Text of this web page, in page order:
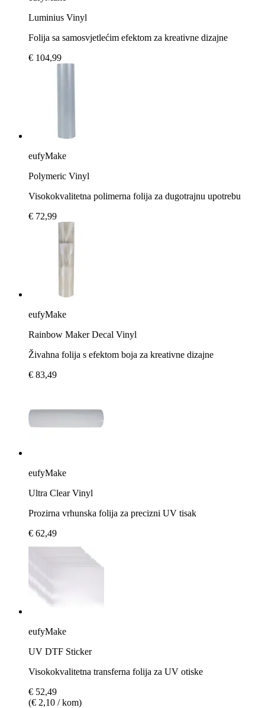
Luminius Vinyl
Folija sa samosvjetlećim efektom za kreativne dizajne
€ 104,99
eufyMake
Polymeric Vinyl
Visokokvalitetna polimerna folija za dugotrajnu upotrebu
€ 72,99
eufyMake
Rainbow Maker Decal Vinyl
Živahna folija s efektom boja za kreativne dizajne
€ 83,49
eufyMake
Ultra Clear Vinyl
Prozirna vrhunska folija za precizni UV tisak
€ 62,49
eufyMake
UV DTF Sticker
Visokokvalitetna transferna folija za UV otiske
€ 52,49
(€ 2,10 / kom)